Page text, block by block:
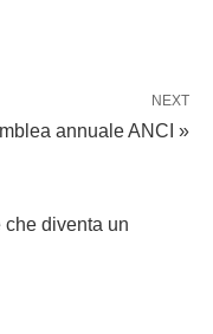
NEXT
annuale ANCI »
diventa un